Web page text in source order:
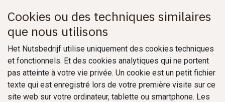
Cookies ou des techniques similaires
que nous utilisons
Het Nutsbedrijf utilise uniquement des cookies techniques
et fonctionnels. Et des cookies analytiques qui ne portent
pas atteinte à votre vie privée. Un cookie est un petit fichier
texte qui est enregistré lors de votre première visite sur ce
site web sur votre ordinateur, tablette ou smartphone. Les